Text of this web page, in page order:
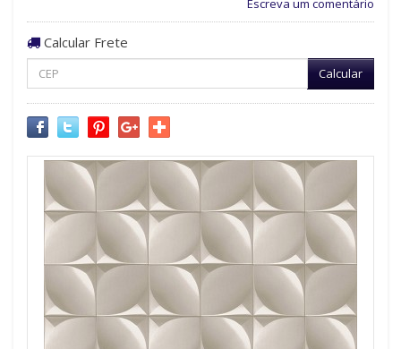
Escreva um comentário
Calcular Frete
Calcular